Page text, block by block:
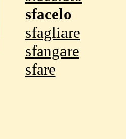
sfacelo
sfagliare
sfangare
sfare